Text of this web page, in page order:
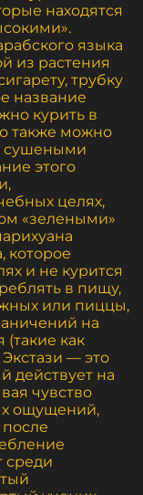
находятся
языка
из растения
трубку
название
курить в
также можно
сушеными
этого
целях,
«зелеными»
которое
и не курится
в пищу,
или пиццы,
на
как
— это
действует на
чувство
ощущений,
среди